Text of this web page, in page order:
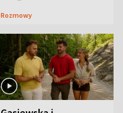
zapowiada
Rozmowy